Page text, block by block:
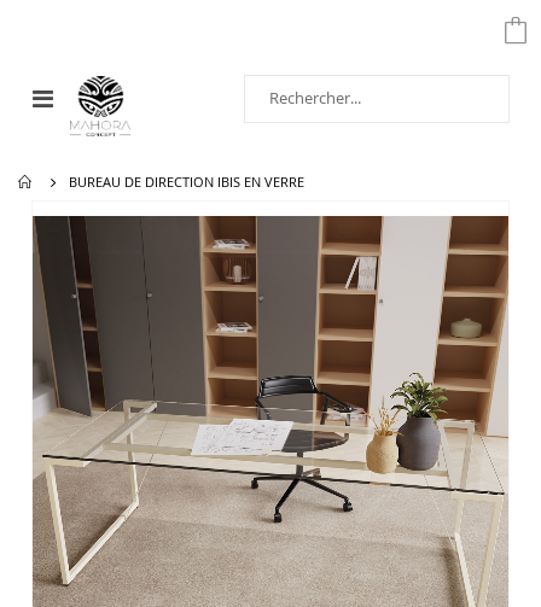
Affichage
navigation
BUREAU DE DIRECTION IBIS EN VERRE
à
la
fin
de
galerie
d’images